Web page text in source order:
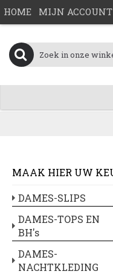
HOME MIJN ACCOUNT
DAMES-SLIPS
DAMES-TOPS EN
BH's
DAMES-
NACHTKLEDING